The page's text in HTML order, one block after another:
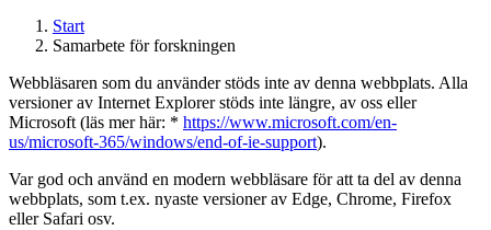
Start
Samarbete för forskningen
Webbläsaren som du använder stöds inte av denna webbplats. Alla
versioner av Internet Explorer stöds inte längre, av oss eller
Microsoft (läs mer här: * https://www.microsoft.com/en-
us/microsoft-365/windows/end-of-ie-support).
Var god och använd en modern webbläsare för att ta del av denna
webbplats, som t.ex. nyaste versioner av Edge, Chrome, Firefox
eller Safari osv.